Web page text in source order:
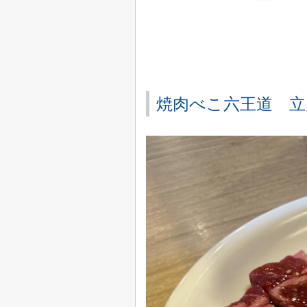
焼肉べこ六王道 立